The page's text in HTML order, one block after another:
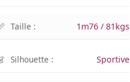
Taille : 1m76 / 81kgs
Silhouette : Sportive